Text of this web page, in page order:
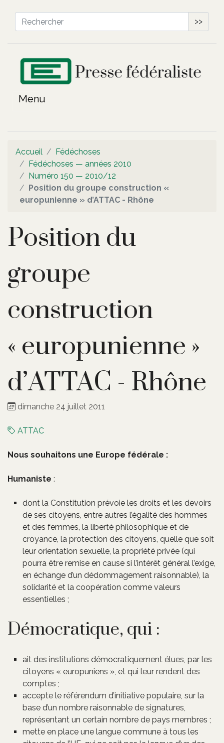
>>
Accueil
Fédéchoses
Fédéchoses — années 2010
Numéro 150 — 2010/12
Position du groupe construction «
europunienne » d’ATTAC - Rhône
Position du
groupe
construction
« europunienne »
d’ATTAC - Rhône
dimanche 24 juillet 2011
ATTAC
Nous souhaitons une Europe fédérale :
Humaniste :
dont la Constitution prévoie les droits et les devoirs
de ses citoyens, entre autres l’égalité des hommes
et des femmes, la liberté philosophique et de
croyance, la protection des citoyens, quelle que soit
leur orientation sexuelle, la propriété privée (qui
pourra être remise en cause si l’intérêt général l’exige,
en échange d’un dédommagement raisonnable), la
solidarité et la coopération comme valeurs
essentielles ;
Démocratique, qui :
ait des institutions démocratiquement élues, par les
citoyens « europuniens », et qui leur rendent des
comptes ;
accepte le référendum d’initiative populaire, sur la
base d’un nombre raisonnable de signatures,
représentant un certain nombre de pays membres ;
mette en place une langue commune à tous les